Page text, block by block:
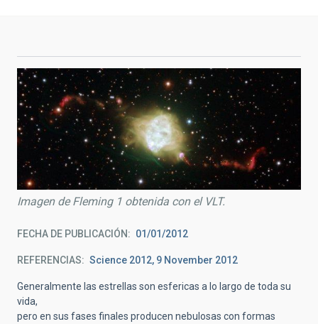
Imagen de Fleming 1 obtenida con el VLT.
FECHA DE PUBLICACIÓN 01/01/2012
REFERENCIAS Science 2012, 9 November 2012
Generalmente las estrellas son esfericas a lo largo de toda su
vida,
pero en sus fases finales producen nebulosas con formas